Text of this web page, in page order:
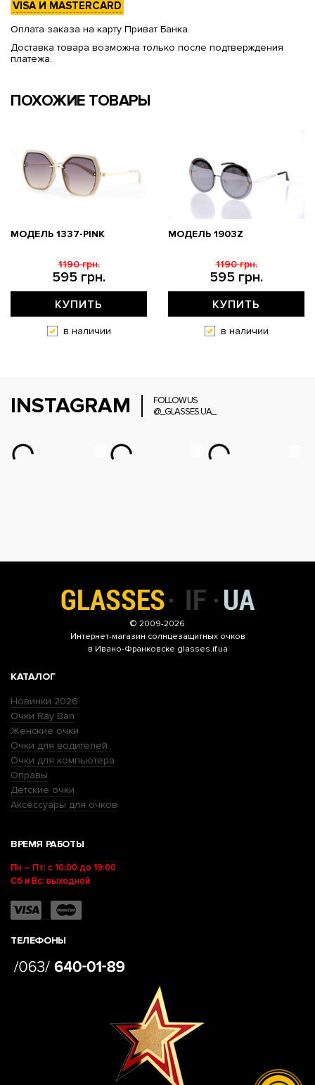
VISA И MASTERCARD
Оплата заказа на карту Приват Банка.
Доставка товара возможна только после подтверждения
платежа.
ПОХОЖИЕ ТОВАРЫ
МОДЕЛЬ 1337-PINK
595 грн.
1190 грн.
КУПИТЬ
в наличии
МОДЕЛЬ 1903Z
595 грн.
1190 грн.
КУПИТЬ
в наличии
INSTAGRAM
FOLLOW US
@_GLASSES.UA_
© 2009-2026
Интернет-магазин солнцезащитных очков
в Ивано-Франковске glasses.if.ua
КАТАЛОГ
Новинки 2026
Очки Ray Ban
Женские очки
Очки для водителей
Очки для компьютера
Оправы
Детские очки
Аксессуары для очков
ВРЕМЯ РАБОТЫ
Пн – Пт: с 10:00 до 19:00
Сб и Вс: выходной
ТЕЛЕФОНЫ